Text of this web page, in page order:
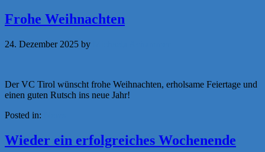
Frohe Weihnachten
24. Dezember 2025 by
Der VC Tirol wünscht frohe Weihnachten, erholsame Feiertage und
einen guten Rutsch ins neue Jahr!
Posted in:
Wieder ein erfolgreiches Wochenende